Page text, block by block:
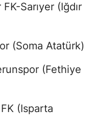
Sarıyer (Iğdır
(Soma Atatürk)
(Fethiye
(Isparta